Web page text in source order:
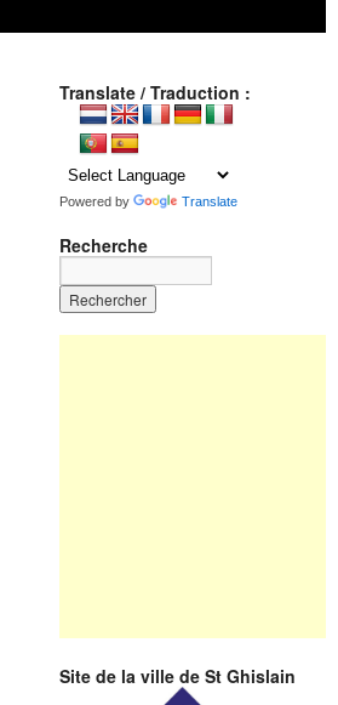
Translate / Traduction :
Powered by Translate
Recherche
Site de la ville de St Ghislain